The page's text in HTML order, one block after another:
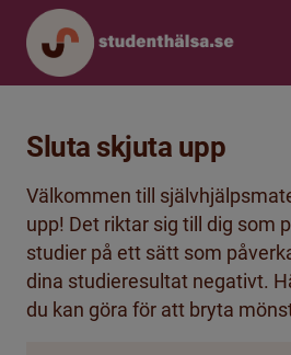
Sluta skjuta upp
Välkommen till
upp! Det riktar sig till dig som
studier på ett sätt som
dina studieresultat negativt.
du kan göra för att bryta